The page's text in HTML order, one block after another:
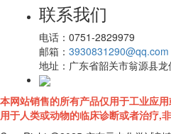
联系我们
电话： 0751-2829979
邮箱： 3930831290@qq.com
地址： 广东省韶关市翁源县
本网站销售的所有产品仅用于工业应
用于人类或动物的临床诊断或者治疗,非